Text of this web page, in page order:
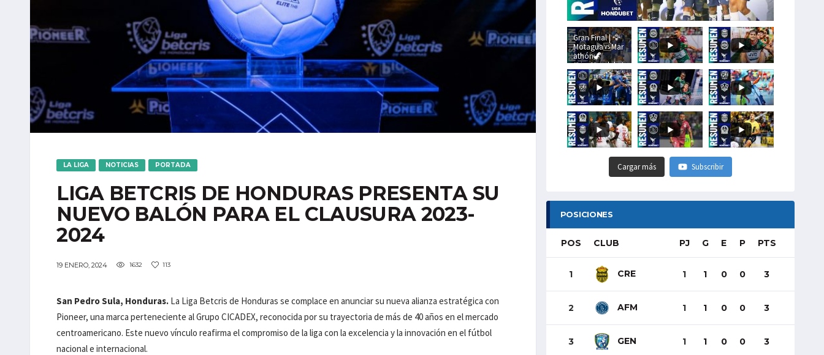
LA LIGA NOTICIAS PORTADA
LIGA BETCRIS DE HONDURAS PRESENTA SU
NUEVO BALÓN PARA EL CLAUSURA 2023-
2024
19 ENERO, 2024 1632 113
San Pedro Sula, Honduras. La Liga Betcris de Honduras se complace en anunciar su nueva alianza estratégica con
Pioneer, una marca perteneciente al Grupo CICADEX, reconocida por su trayectoria de más de 40 años en el mercado
centroamericano. Este nuevo vínculo reafirma el compromiso de la liga con la excelencia y la innovación en el fútbol
nacional e internacional.
Gran Final | 🦅
Motagua🆚Mar
athón🦖
#LigaHondubet
Cargar más Subscribir
POSICIONES
POS CLUB PJ G E P PTS
1 CRE 1 1 0 0 3
2 AFM 1 1 0 0 3
3 GEN 1 1 0 0 3